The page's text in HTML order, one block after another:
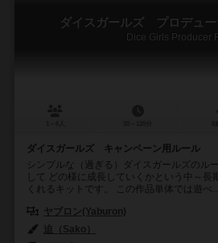
ダイスガールズ プロデュー
Dice Girls Producer
ダイスガールズ キャンペーン用ルール
シンプルな（過ぎる）ダイスガールズのル
して どの様に成長していくかという中～長
くれるキットです。 この作品単体では遊べ...
ヤブロン(Yaburon)
迫（Sako）